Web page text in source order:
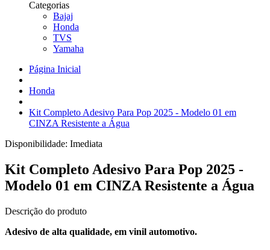
Categorias
Bajaj
Honda
TVS
Yamaha
Página Inicial
Honda
Kit Completo Adesivo Para Pop 2025 - Modelo 01 em
CINZA Resistente a Água
Disponibilidade: Imediata
Kit Completo Adesivo Para Pop 2025 -
Modelo 01 em CINZA Resistente a Água
Descrição do produto
Adesivo de alta qualidade, em vinil automotivo.